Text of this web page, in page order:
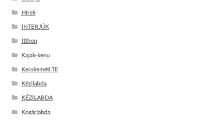
Hírek
INTERJÚK
Itthon
Kajak-kenu
Kecskeméti TE
Kézilabda
KÉZILABDA
Kosárlabda